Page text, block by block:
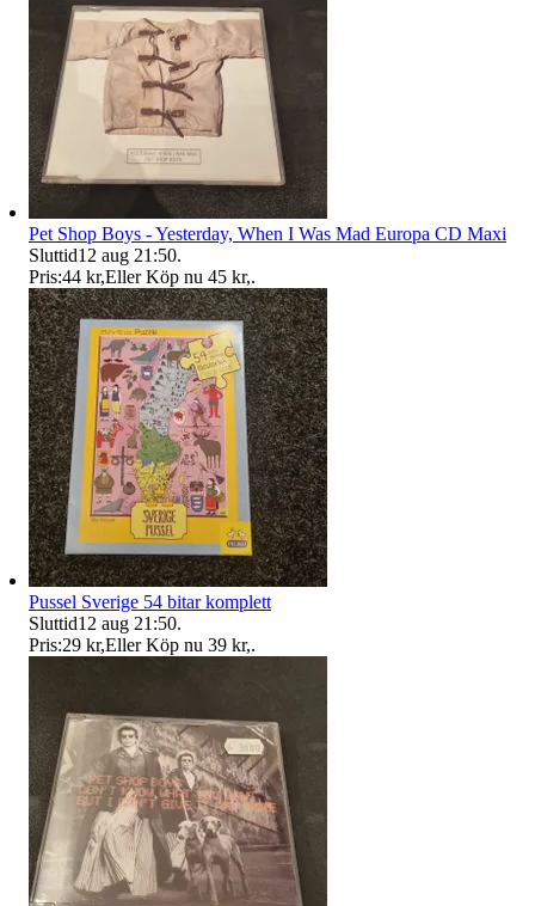
Pet Shop Boys - Yesterday, When I Was Mad Europa CD Maxi
Sluttid12 aug 21:50.
Pris:44 kr,Eller Köp nu 45 kr,.
Pussel Sverige 54 bitar komplett
Sluttid12 aug 21:50.
Pris:29 kr,Eller Köp nu 39 kr,.